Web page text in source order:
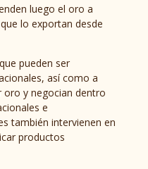
luego el oro a
lo exportan desde
pueden ser
así como a
oro y negocian dentro
e
también intervienen en
productos